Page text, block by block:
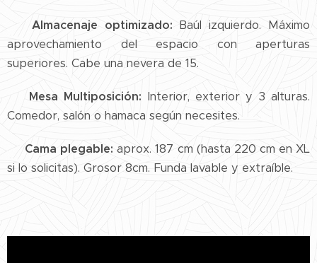
📦 Almacenaje optimizado: Baúl izquierdo. Máximo
aprovechamiento del espacio con aperturas
superiores. Cabe una nevera de 15.
🪑 Mesa Multiposición: Interior, exterior y 3 alturas.
Comedor, salón o hamaca según necesites.
🛏️ Cama plegable:aprox. 187 cm (hasta 220 cm en XL
si lo solicitas). Grosor 8cm. Funda lavable y extraíble.